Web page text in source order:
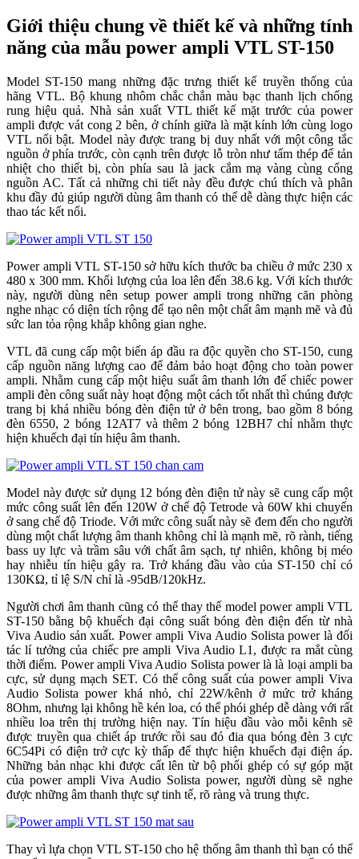
Giới thiệu chung về thiết kế và những tính
năng của mẫu power ampli VTL ST-150
Model ST-150 mang những đặc trưng thiết kế truyền thống của
hãng VTL. Bộ khung nhôm chắc chắn màu bạc thanh lịch chống
rung hiệu quả. Nhà sản xuất VTL thiết kế mặt trước của power
ampli được vát cong 2 bên, ở chính giữa là mặt kính lớn cùng logo
VTL nổi bật. Model này được trang bị duy nhất với một công tắc
nguồn ở phía trước, còn cạnh trên được lỗ tròn như tấm thép để tản
nhiệt cho thiết bị, còn phía sau là jack cắm mạ vàng cùng cổng
nguồn AC. Tất cả những chi tiết này đều được chú thích và phân
khu đầy đủ giúp người dùng âm thanh có thể dễ dàng thực hiện các
thao tác kết nối.
Power ampli VTL ST-150 sở hữu kích thước ba chiều ở mức 230 x
480 x 300 mm. Khối lượng của loa lên đến 38.6 kg. Với kích thước
này, người dùng nên setup power ampli trong những căn phòng
nghe nhạc có diện tích rộng để tạo nên một chất âm mạnh mẽ và đủ
sức lan tỏa rộng khắp không gian nghe.
VTL đã cung cấp một biến áp đầu ra độc quyền cho ST-150, cung
cấp nguồn năng lượng cao để đảm bảo hoạt động cho toàn power
ampli. Nhằm cung cấp một hiệu suất âm thanh lớn để chiếc power
ampli đèn công suất này hoạt động một cách tốt nhất thì chúng được
trang bị khá nhiều bóng đèn điện tử ở bên trong, bao gồm 8 bóng
đèn 6550, 2 bóng 12AT7 và thêm 2 bóng 12BH7 chỉ nhằm thực
hiện khuếch đại tín hiệu âm thanh.
Model này được sử dụng 12 bóng đèn điện tử này sẽ cung cấp một
mức công suất lên đến 120W ở chế độ Tetrode và 60W khi chuyển
ở sang chế độ Triode. Với mức công suất này sẽ đem đến cho người
dùng một chất lượng âm thanh không chỉ là mạnh mẽ, rõ rành, tiếng
bass uy lực và trầm sâu với chất âm sạch, tự nhiên, không bị méo
hay nhiễu tín hiệu gây ra. Trở kháng đầu vào của ST-150 chỉ có
130KΩ, tỉ lệ S/N chỉ là -95dB/120kHz.
Người chơi âm thanh cũng có thể thay thế model power ampli VTL
ST-150 bằng bộ khuếch đại công suất bóng đèn điện đến từ nhà
Viva Audio sản xuất. Power ampli Viva Audio Solista power là đối
tác lí tưởng của chiếc pre ampli Viva Audio L1, được ra mắt cùng
thời điểm. Power ampli Viva Audio Solista power là là loại ampli ba
cực, sử dụng mạch SET. Có thể công suất của power ampli Viva
Audio Solista power khá nhỏ, chỉ 22W/kênh ở mức trở kháng
8Ohm, nhưng lại không hề kén loa, có thể phói ghép dễ dàng với rất
nhiều loa trên thị trường hiện nay. Tín hiệu đầu vào mỗi kênh sẽ
được truyền qua chiết áp trước rồi sau đó đia qua bóng đèn 3 cực
6C54Pi có điện trở cực kỳ thấp để thực hiện khuếch đại điện áp.
Những bản nhạc khi được cất lên từ bộ phối ghép có sự góp mặt
của power ampli Viva Audio Solista power, người dùng sẽ nghe
được những âm thanh thực sự tinh tế, rõ ràng và trung thực.
Thay vì lựa chọn VTL ST-150 cho hệ thống âm thanh thì bạn có thể